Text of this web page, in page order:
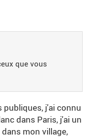
que vous
publiques, j'ai connu
dans Paris, j'ai un
mon village,